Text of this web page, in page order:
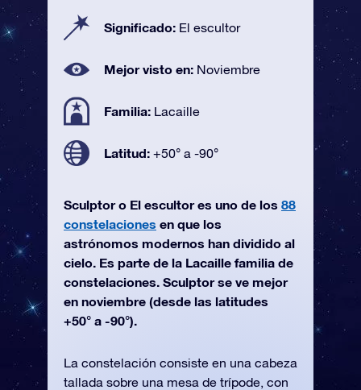
Significado: El escultor
Mejor visto en: Noviembre
Familia: Lacaille
Latitud: +50° a -90°
Sculptor o El escultor es uno de los 88
constelaciones en que los
astrónomos modernos han dividido al
cielo. Es parte de la Lacaille familia de
constelaciones. Sculptor se ve mejor
en noviembre (desde las latitudes
+50° a -90°).
La constelación consiste en una cabeza
tallada sobre una mesa de trípode, con